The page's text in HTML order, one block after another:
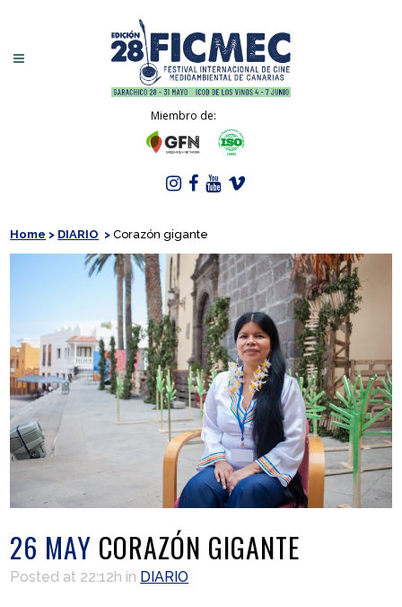
Miembro de:
Home > DIARIO >Corazón gigante
26 MAY CORAZÓN GIGANTE
Posted at 22:12h in DIARIO